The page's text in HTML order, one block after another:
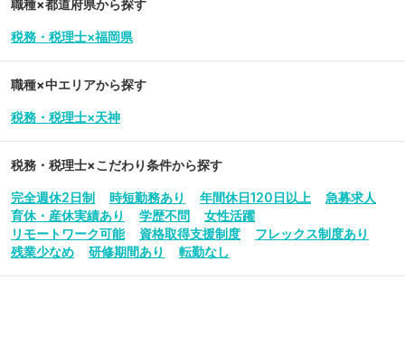
職種×都道府県から探す
税務・税理士×福岡県
職種×中エリアから探す
税務・税理士×天神
税務・税理士×こだわり条件から探す
完全週休2日制 時短勤務あり 年間休日120日以上
急募求人
育休・産休実績あり
学歴不問
女性活躍
リモートワーク可能
資格取得支援制度
フレックス制度あり
残業少なめ
研修期間あり 転勤なし